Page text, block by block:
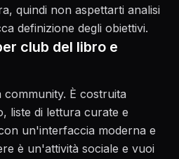
quindi non aspettarti analisi
definizione degli obiettivi.
club del libro e
È costruita
liste di lettura curate e
un'interfaccia moderna e
è un'attività sociale e vuoi